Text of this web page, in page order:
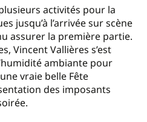
activités pour la
jusqu’à l’arrivée sur scène
assurer la première partie.
Vincent Vallières s’est
ambiante pour
vraie belle Fête
des imposants